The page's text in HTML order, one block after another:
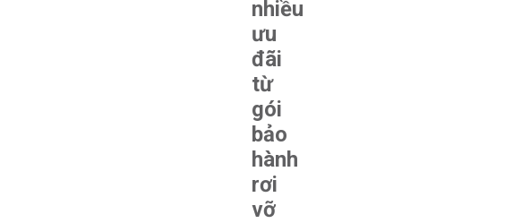
nhiều
ưu
đãi
từ
gói
bảo
hành
rơi
vỡ